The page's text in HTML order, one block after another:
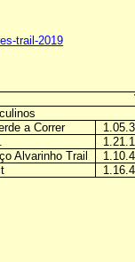
trail-2019
a Correr
Alvarinho Trail